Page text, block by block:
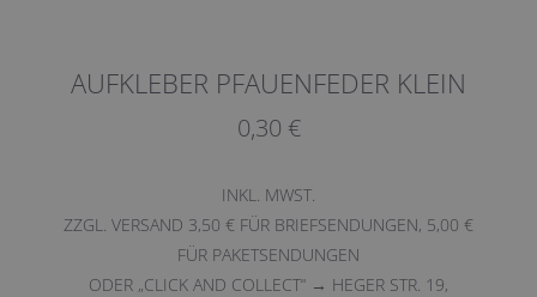
AUFKLEBER PFAUENFEDER KLEIN
0,30 €
INKL. MWST.
ZZGL. VERSAND 3,50 € FÜR BRIEFSENDUNGEN, 5,00 €
FÜR PAKETSENDUNGEN
ODER „CLICK AND COLLECT“ → HEGER STR. 19,